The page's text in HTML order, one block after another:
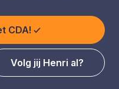
CDA!
Volg jij Henri al?